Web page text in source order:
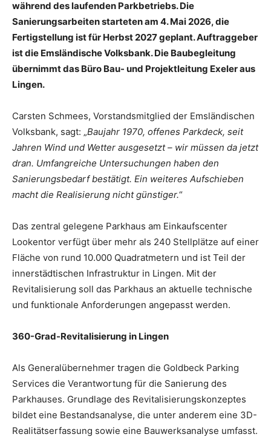
während des laufenden Parkbetriebs. Die
Sanierungsarbeiten starteten am 4. Mai 2026, die
Fertigstellung ist für Herbst 2027 geplant. Auftraggeber
ist die Emsländische Volksbank. Die Baubegleitung
übernimmt das Büro Bau- und Projektleitung Exeler aus
Lingen.
Carsten Schmees, Vorstandsmitglied der Emsländischen
Volksbank, sagt: „Baujahr 1970, offenes Parkdeck, seit
Jahren Wind und Wetter ausgesetzt – wir müssen da jetzt
dran. Umfangreiche Untersuchungen haben den
Sanierungsbedarf bestätigt. Ein weiteres Aufschieben
macht die Realisierung nicht günstiger.“
Das zentral gelegene Parkhaus am Einkaufscenter
Lookentor verfügt über mehr als 240 Stellplätze auf einer
Fläche von rund 10.000 Quadratmetern und ist Teil der
innerstädtischen Infrastruktur in Lingen. Mit der
Revitalisierung soll das Parkhaus an aktuelle technische
und funktionale Anforderungen angepasst werden.
360-Grad-Revitalisierung in Lingen
Als Generalübernehmer tragen die Goldbeck Parking
Services die Verantwortung für die Sanierung des
Parkhauses. Grundlage des Revitalisierungskonzeptes
bildet eine Bestandsanalyse, die unter anderem eine 3D-
Realitätserfassung sowie eine Bauwerksanalyse umfasst.